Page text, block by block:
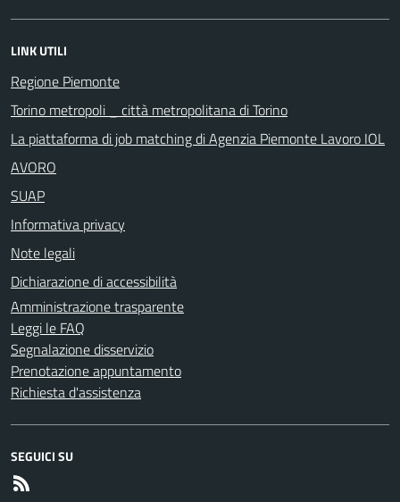
LINK UTILI
Regione Piemonte
Torino metropoli _ città metropolitana di Torino
La piattaforma di job matching di Agenzia Piemonte Lavoro IOL
AVORO
SUAP
Informativa privacy
Note legali
Dichiarazione di accessibilità
Amministrazione trasparente
Leggi le FAQ
Segnalazione disservizio
Prenotazione appuntamento
Richiesta d'assistenza
SEGUICI SU